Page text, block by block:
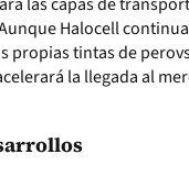
Halocell
propias tintas de
la llegada al